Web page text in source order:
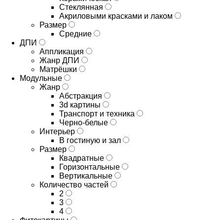
Стеклянная
Акриловыми красками и лаком
Размер
Средние
ДПИ
Аппликация
Жанр ДПИ
Матрёшки
Модульные
Жанр
Абстракция
3d картины
Транспорт и техника
Черно-белые
Интерьер
В гостиную и зал
Размер
Квадратные
Горизонтальные
Вертикальные
Количество частей
2
3
4